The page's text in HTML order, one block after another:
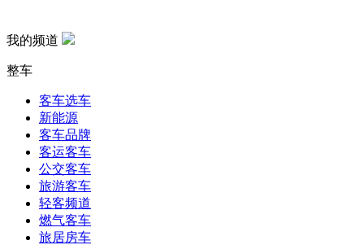
我的频道
整车
客车选车
新能源
客车品牌
客运客车
公交客车
旅游客车
轻客频道
燃气客车
旅居房车